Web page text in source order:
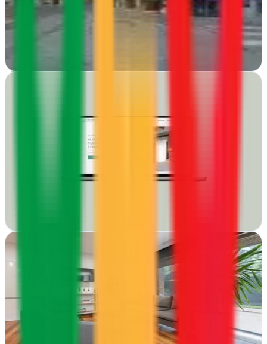
En Valencia, Asepymark potencia negocios con estrategias de
marketing adaptadas a cada sector, desde presencia digital hasta
campañas de impacto medible
Ver ficha
Santander, Cantabria
Axolot Agencia de Santander crea webs que venden y marcas que
perduran. Diseño, SEO y branding unidos para que tu negocio
Ver ficha
Ayonow Digital Agency
Desde Olot, Ayonow potencia negocios con estrategias de
marketing integral y resultados medibles en cada campaña digital